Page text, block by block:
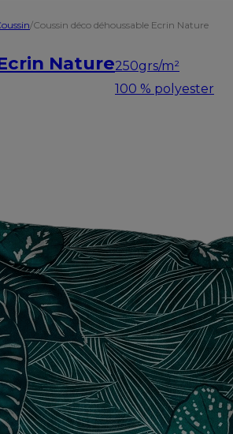
/Coussin déco déhoussable Ecrin Nature
Nature250grs/m²
100 % polyester